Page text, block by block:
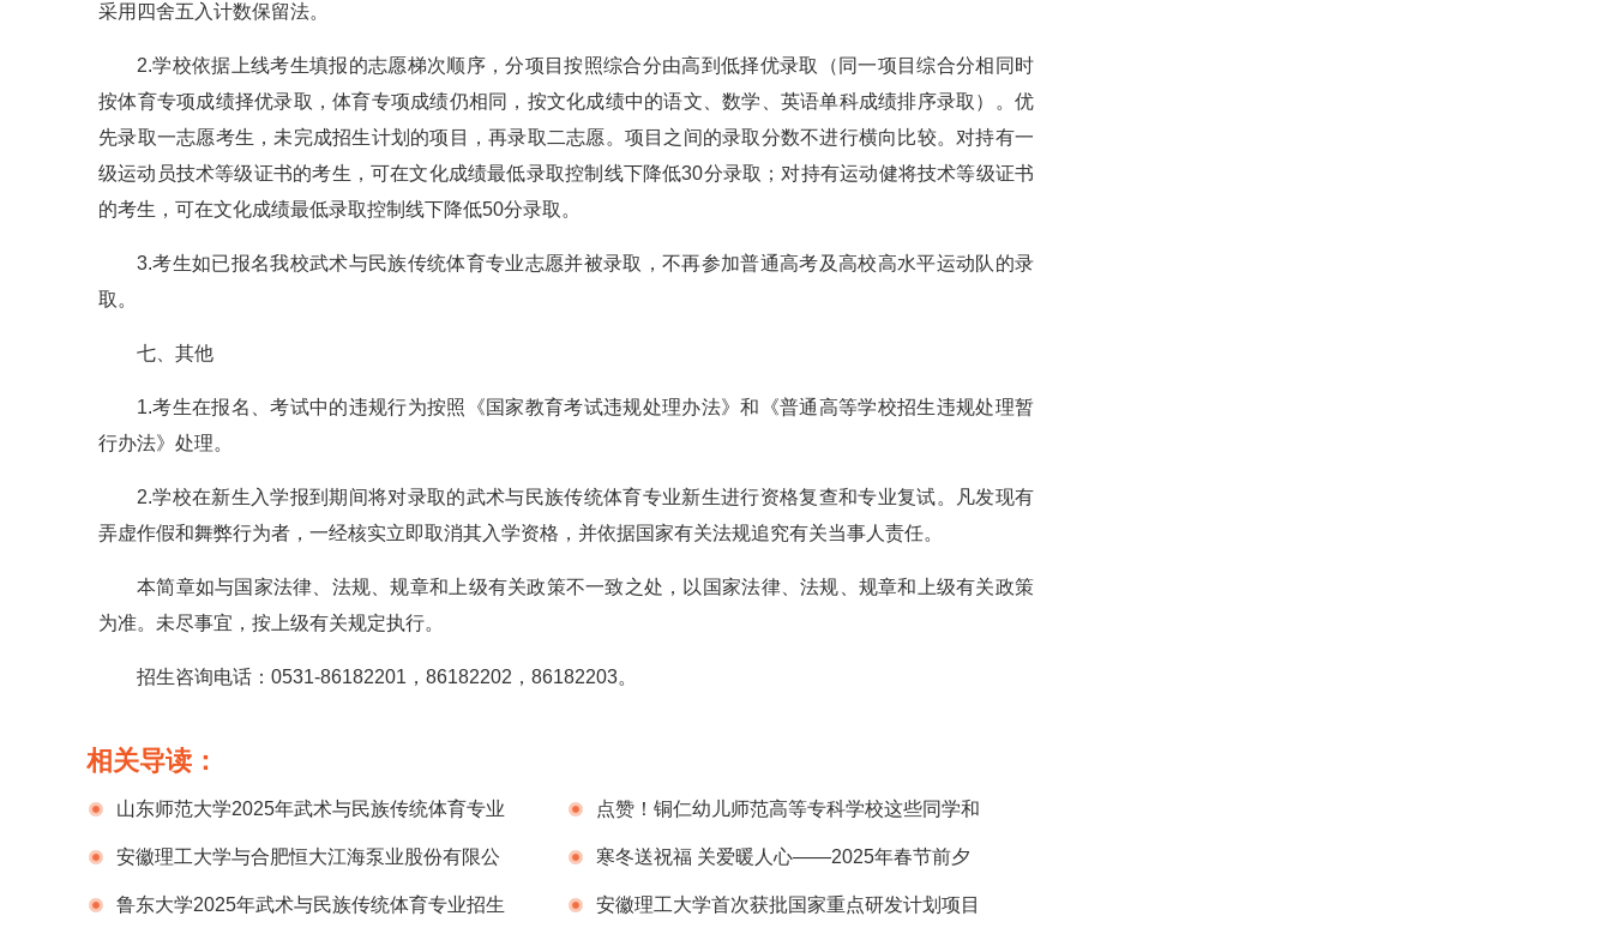
采用四舍五入计数保留法。
2.学校依据上线考生填报的志愿梯次顺序，分项目按照综合分由高到低择优录取（同一项目综合分相同时
按体育专项成绩择优录取，体育专项成绩仍相同，按文化成绩中的语文、数学、英语单科成绩排序录取）。优
先录取一志愿考生，未完成招生计划的项目，再录取二志愿。项目之间的录取分数不进行横向比较。对持有一
级运动员技术等级证书的考生，可在文化成绩最低录取控制线下降低30分录取；对持有运动健将技术等级证书
的考生，可在文化成绩最低录取控制线下降低50分录取。
3.考生如已报名我校武术与民族传统体育专业志愿并被录取，不再参加普通高考及高校高水平运动队的录
取。
七、其他
1.考生在报名、考试中的违规行为按照《国家教育考试违规处理办法》和《普通高等学校招生违规处理暂
行办法》处理。
2.学校在新生入学报到期间将对录取的武术与民族传统体育专业新生进行资格复查和专业复试。凡发现有
弄虚作假和舞弊行为者，一经核实立即取消其入学资格，并依据国家有关法规追究有关当事人责任。
本简章如与国家法律、法规、规章和上级有关政策不一致之处，以国家法律、法规、规章和上级有关政策
为准。未尽事宜，按上级有关规定执行。
招生咨询电话：0531-86182201，86182202，86182203。
相关导读：
山东师范大学2025年武术与民族传统体育专业
招生简章
点赞！铜仁幼儿师范高等专科学校这些同学和
班级拟获省级表彰~
安徽理工大学与合肥恒大江海泵业股份有限公
司签订战略合作框架协议
寒冬送祝福 关爱暖人心——2025年春节前夕
北京劳动保障职业学院领导走访慰问离退休老干
鲁东大学2025年武术与民族传统体育专业招生 安徽理工大学首次获批国家重点研发计划项目